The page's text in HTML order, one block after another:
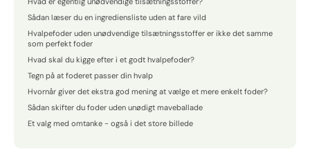
Sådan læser du en ingrediensliste uden at fare vild
Hvalpefoder uden unødvendige tilsætningsstoffer er ikke det samme
som perfekt foder
Hvad skal du kigge efter i et godt hvalpefoder?
Tegn på at foderet passer din hvalp
Hvornår giver det ekstra god mening at vælge et mere enkelt foder?
Sådan skifter du foder uden unødigt maveballade
Et valg med omtanke - også i det store billede